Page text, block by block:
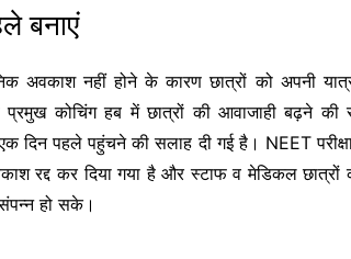
बनाएं
अवकाश नहीं होने के कारण छात्रों को अपनी
कोचिंग हब में छात्रों की आवाजाही बढ़ने की
पहले पहुंचने की सलाह दी गई है। NEET
रद्द कर दिया गया है और स्टाफ व मेडिकल छात्रों
हो सके।